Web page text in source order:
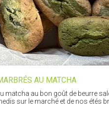
AU MATCHA
matcha au bon goût de beurre
sur le marché et de nos étés